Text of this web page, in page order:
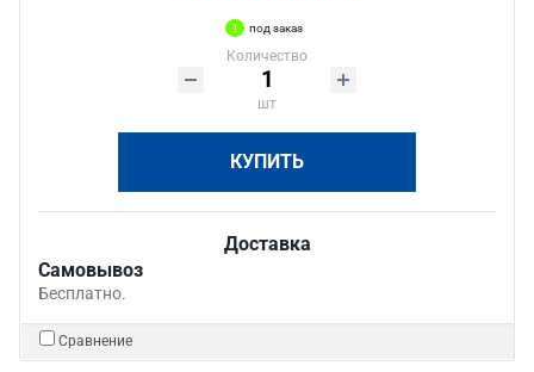
под заказ
Количество
шт
КУПИТЬ
Доставка
Самовывоз
Бесплатно.
Сравнение